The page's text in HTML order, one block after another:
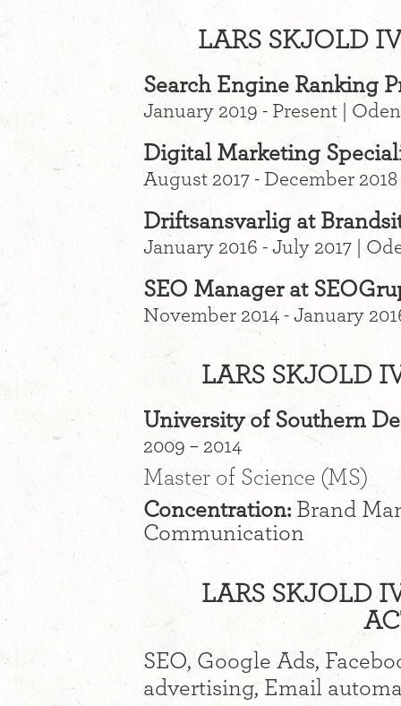
LARS SKJOLD
Search Engine Ranking
January 2019 - Present |
Digital Marketing
August 2017 - December
Driftsansvarlig at
January 2016 - July 2017 |
SEO Manager at
November 2014 - January
LARS SKJOLD
University of Southern
2009 – 2014
Master of Science (MS)
Concentration:Brand
Communication
LARS SKJOLD
SEO, Google Ads,
advertising, Email